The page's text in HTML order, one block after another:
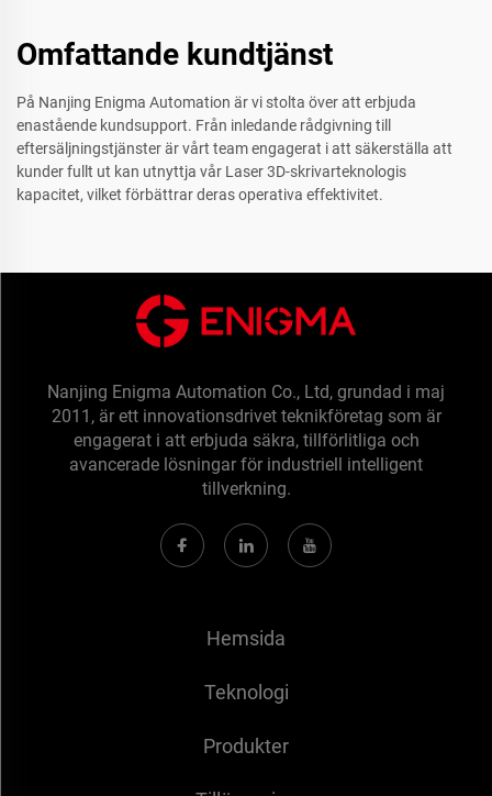
Omfattande kundtjänst
På Nanjing Enigma Automation är vi stolta över att erbjuda
enastående kundsupport. Från inledande rådgivning till
eftersäljningstjänster är vårt team engagerat i att säkerställa att
kunder fullt ut kan utnyttja vår Laser 3D-skrivarteknologis
kapacitet, vilket förbättrar deras operativa effektivitet.
Nanjing Enigma Automation Co., Ltd, grundad i maj
2011, är ett innovationsdrivet teknikföretag som är
engagerat i att erbjuda säkra, tillförlitliga och
avancerade lösningar för industriell intelligent
tillverkning.
Hemsida
Teknologi
Produkter